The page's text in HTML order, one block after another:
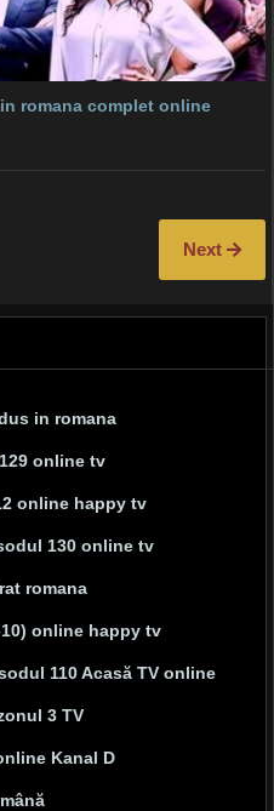
romana complet online
Next
in romana
online tv
online happy tv
130 online tv
romana
online happy tv
110 Acasă TV online
3 TV
Kanal D